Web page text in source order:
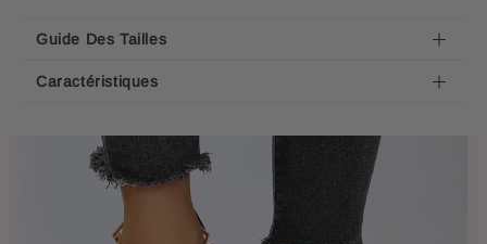
Guide Des Tailles
Caractéristiques